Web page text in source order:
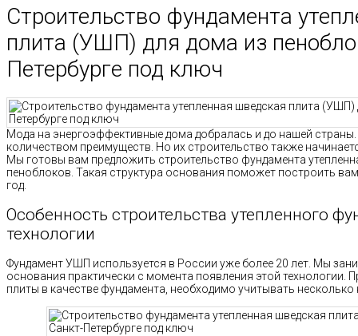
Строительство фундамента
плита (УШП) для дома из
Петербурге под ключ
Мода на энергоэффективные дома добралась и до нашей
количеством преимуществ. Но их строительство также
Мы готовы вам предложить строительство фундамента
пеноблоков. Такая структура основания поможет построить
год.
Особенность строительства утепленного
технологии
Фундамент УШП используется в России уже более 20 лет. Мы
основания практически с момента появления этой технологии.
плиты в качестве фундамента, необходимо учитывать